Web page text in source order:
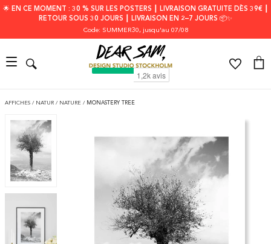
🌟 EN CE MOMENT : 30 % SUR LES POSTERS ┃ LIVRAISON GRATUITE DÈS 39€ ┃
RETOUR SOUS 30 JOURS ┃ LIVRAISON EN 2–7 JOURS 📦✨
Code: SUMMER30, jusqu'au 07/08
AFFICHES / NATUR / NATURE / MONASTERY TREE